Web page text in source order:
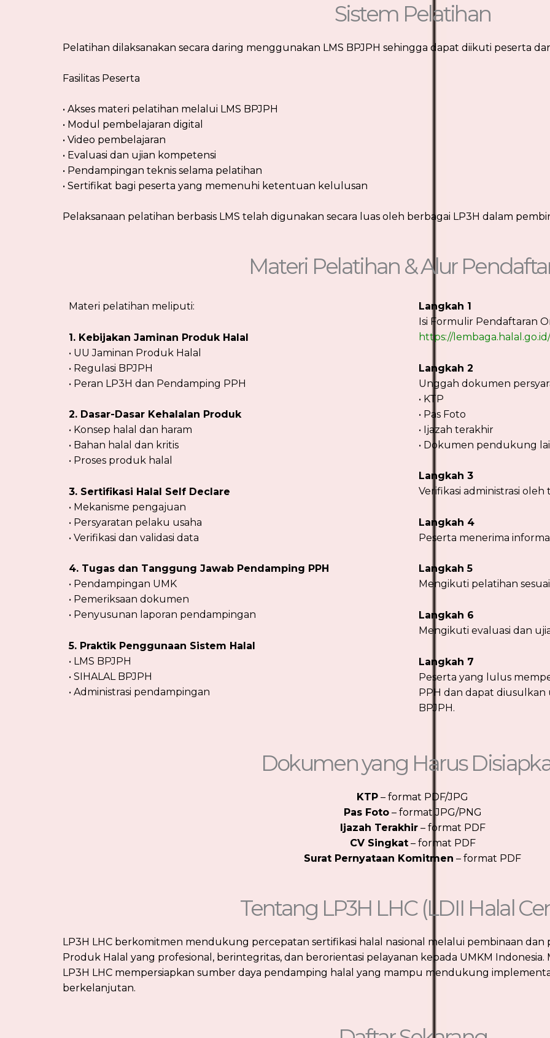
Sistem Pelatihan
Pelatihan dilaksanakan secara daring menggunakan LMS BPJPH sehingga dapat diikuti peserta
Fasilitas Peserta
• Akses materi pelatihan melalui LMS BPJPH
• Modul pembelajaran digital
• Video pembelajaran
• Evaluasi dan ujian kompetensi
• Pendampingan teknis selama pelatihan
• Sertifikat bagi peserta yang memenuhi ketentuan kelulusan
Pelaksanaan pelatihan berbasis LMS telah digunakan secara luas oleh berbagai LP3H dalam
Materi Pelatihan & Alur
Materi pelatihan meliputi:
1. Kebijakan Jaminan Produk Halal
• UU Jaminan Produk Halal
• Regulasi BPJPH
• Peran LP3H dan Pendamping PPH
2. Dasar-Dasar Kehalalan Produk
• Konsep halal dan haram
• Bahan halal dan kritis
• Proses produk halal
3. Sertifikasi Halal Self Declare
• Mekanisme pengajuan
• Persyaratan pelaku usaha
• Verifikasi dan validasi data
4. Tugas dan Tanggung Jawab Pendamping PPH
• Pendampingan UMK
• Pemeriksaan dokumen
• Penyusunan laporan pendampingan
5. Praktik Penggunaan Sistem Halal
• LMS BPJPH
• SIHALAL BPJPH
• Administrasi pendampingan
Langkah 1
Isi Formulir Pendaftaran
https://lembaga.halal.go.id/
Langkah 2
Unggah dokumen
• KTP
• Pas Foto
• Ijazah terakhir
• Dokumen pendukung
Langkah 3
Verifikasi administrasi oleh
Langkah 4
Peserta menerima
Langkah 5
Mengikuti pelatihan
Langkah 6
Mengikuti evaluasi dan
Langkah 7
Peserta yang lulus
PPH dan dapat diusulkan
BPJPH.
Dokumen yang Harus
KTP – format PDF/JPG
Pas Foto– format JPG/PNG
Ijazah Terakhir– format PDF
CV Singkat– format PDF
Surat Pernyataan Komitmen – format PDF
Tentang LP3H LHC (LDII Halal
LP3H LHC berkomitmen mendukung percepatan sertifikasi halal nasional melalui pembinaan
Produk Halal yang profesional, berintegritas, dan berorientasi pelayanan kepada UMKM Indonesia.
LP3H LHC mempersiapkan sumber daya pendamping halal yang mampu mendukung
berkelanjutan.